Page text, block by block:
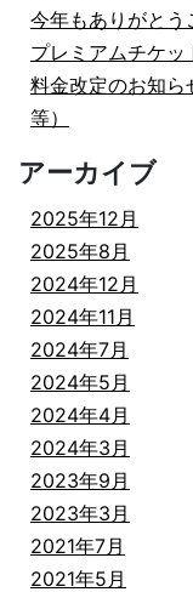
今年もありがとう
プレミアムチケッ
料金改定のお知ら
等）
アーカイブ
2025年12月
2025年8月
2024年12月
2024年11月
2024年7月
2024年5月
2024年4月
2024年3月
2023年9月
2023年3月
2021年7月
2021年5月